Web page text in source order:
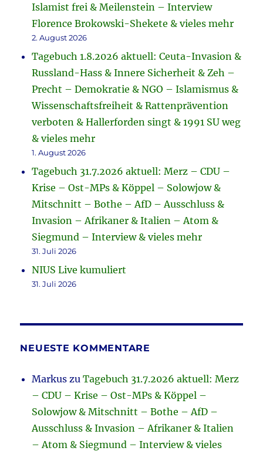
Islamist frei & Meilenstein – Interview
Florence Brokowski-Shekete & vieles mehr
2. August 2026
Tagebuch 1.8.2026 aktuell: Ceuta-Invasion &
Russland-Hass & Innere Sicherheit & Zeh –
Precht – Demokratie & NGO – Islamismus &
Wissenschaftsfreiheit & Rattenprävention
verboten & Hallerforden singt & 1991 SU weg
& vieles mehr
1. August 2026
Tagebuch 31.7.2026 aktuell: Merz – CDU –
Krise – Ost-MPs & Köppel – Solowjow &
Mitschnitt – Bothe – AfD – Ausschluss &
Invasion – Afrikaner & Italien – Atom &
Siegmund – Interview & vieles mehr
31. Juli 2026
NIUS Live kumuliert
31. Juli 2026
NEUESTE KOMMENTARE
Markus zuTagebuch 31.7.2026 aktuell: Merz
– CDU – Krise – Ost-MPs & Köppel –
Solowjow & Mitschnitt – Bothe – AfD –
Ausschluss & Invasion – Afrikaner & Italien
– Atom & Siegmund – Interview & vieles